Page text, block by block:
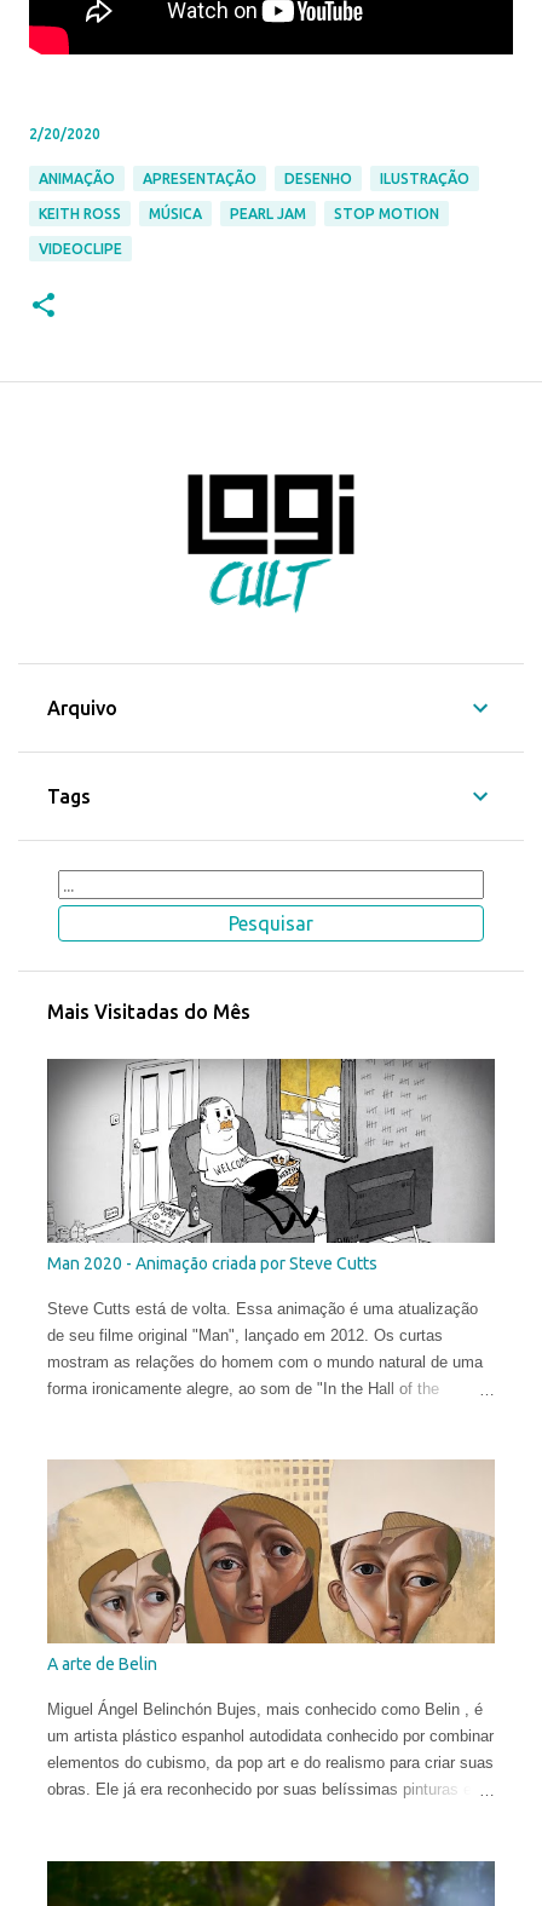
2/20/2020
ANIMAÇÃO APRESENTAÇÃO DESENHO ILUSTRAÇÃO
KEITH ROSS MÚSICA PEARL JAM STOP MOTION
VIDEOCLIPE
Arquivo
Tags
Mais Visitadas do Mês
Man 2020 - Animação criada por Steve Cutts
Steve Cutts está de volta. Essa animação é uma atualização
de seu filme original "Man", lançado em 2012. Os curtas
mostram as relações do homem com o mundo natural de uma
forma ironicamente alegre, ao som de "In the Hall of the
A arte de Belin
Miguel Ángel Belinchón Bujes, mais conhecido como Belin , é
um artista plástico espanhol autodidata conhecido por combinar
elementos do cubismo, da pop art e do realismo para criar suas
obras. Ele já era reconhecido por suas belíssimas pinturas e
partir de técnicas de spray, viraram referência no mundo
eclético da arte. Porém, em sua fase atual, quebrar as regras